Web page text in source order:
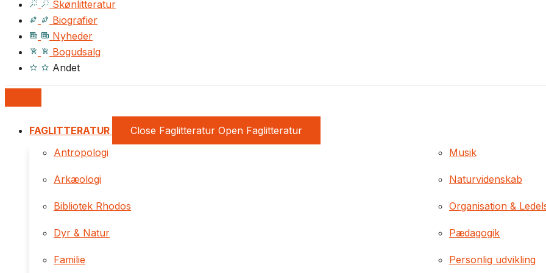
Skønlitteratur
Biografier
Nyheder
Bogudsalg
Andet
FAGLITTERATUR Close Faglitteratur Open Faglitteratur
Antropologi
Arkæologi
Bibliotek Rhodos
Dyr & Natur
Familie
Musik
Naturvidenskab
Organisation &
Pædagogik
Personlig udvikling